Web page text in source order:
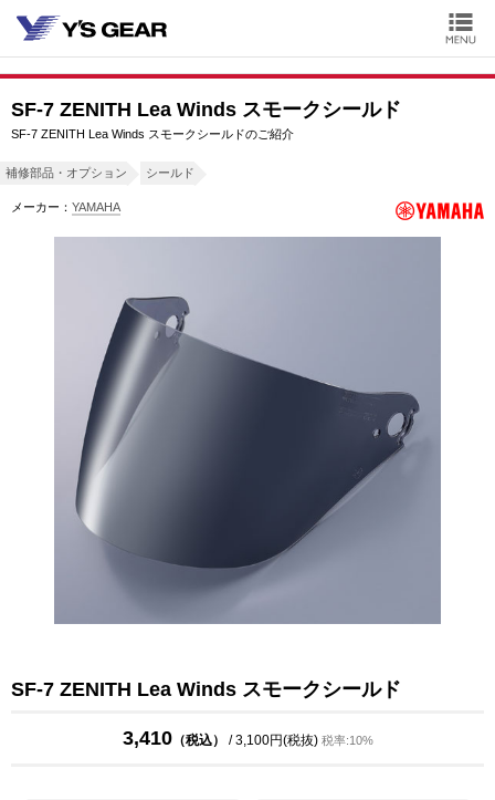
SF-7 ZENITH Lea Winds スモークシールド
SF-7 ZENITH Lea Winds スモークシールドのご紹介
補修部品・オプション シールド
メーカー： YAMAHA
SF-7 ZENITH Lea Winds スモークシールド
3,410（税込） / 3,100円(税抜) 税率:10%